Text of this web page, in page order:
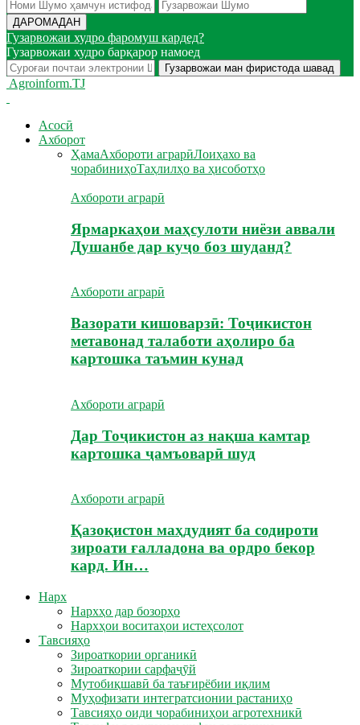
Гузарвожаи худро фаромуш кардед?
Гузарвожаи худро барқарор намоед
Agroinform.TJ
Асосӣ
Ахборот
ҲамаАхбороти аграрӣЛоиҳахо ва
чорабиниҳоТаҳлилҳо ва ҳисоботҳо
Ахбороти аграрӣ
Ярмаркаҳои маҳсулоти ниёзи аввали
Душанбе дар куҷо боз шуданд?
Ахбороти аграрӣ
Вазорати кишоварзӣ: Тоҷикистон
метавонад талаботи аҳолиро ба
картошка таъмин кунад
Ахбороти аграрӣ
Дар Тоҷикистон аз нақша камтар
картошка ҷамъоварӣ шуд
Ахбороти аграрӣ
Қазоқистон маҳдудият ба содироти
зироати ғалладона ва ордро бекор
кард. Ин…
Нарх
Нархҳо дар бозорҳо
Нархҳои воситаҳои истеҳсолот
Тавсияҳо
Зироаткории органикӣ
Зироаткории сарфаҷӯй
Мутобиқшавӣ ба таъғирёбии иқлим
Муҳофизати интегратсионии растаниҳо
Тавсияҳо оиди чорабиниҳои агротехникӣ